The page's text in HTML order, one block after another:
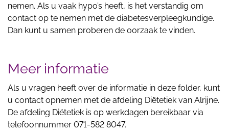
nemen. Als u vaak hypo’s heeft, is het verstandig om
contact op te nemen met de diabetesverpleegkundige.
Dan kunt u samen proberen de oorzaak te vinden.
Meer informatie
Als u vragen heeft over de informatie in deze folder, kunt
u contact opnemen met de afdeling Diëtetiek van Alrijne.
De afdeling Diëtetiek is op werkdagen bereikbaar via
telefoonnummer 071-582 8047.